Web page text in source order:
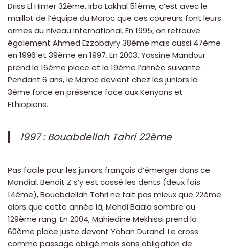
Driss El Himer 32ème, Irba Lakhal 51ème, c’est avec le
maillot de l’équipe du Maroc que ces coureurs font leurs
armes au niveau international. En 1995, on retrouve
également Ahmed Ezzobayry 38ème mais aussi 47ème
en 1996 et 39ème en 1997. En 2003, Yassine Mandour
prend la 16ème place et la 19ème l’année suivante.
Pendant 6 ans, le Maroc devient chez les juniors la
3ème force en présence face aux Kenyans et
Ethiopiens.
1997 : Bouabdellah Tahri 22ème
Pas facile pour les juniors français d’émerger dans ce
Mondial. Benoit Z s’y est cassé les dents (deux fois
14ème), Bouabdellah Tahri ne fait pas mieux que 22ème
alors que cette année là, Mehdi Baala sombre au
129ème rang. En 2004, Mahiedine Mekhissi prend la
60ème place juste devant Yohan Durand. Le cross
comme passage obligé mais sans obligation de